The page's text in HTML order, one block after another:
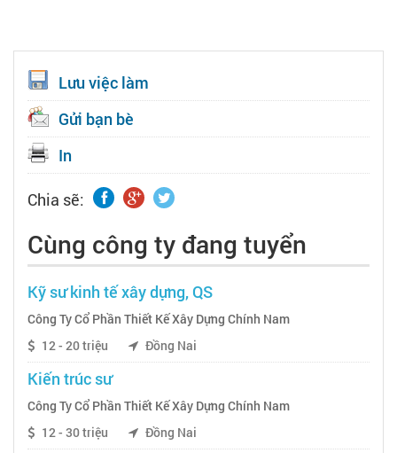
Lưu việc làm
Gửi bạn bè
In
Chia sẽ:
Cùng công ty đang tuyển
Kỹ sư kinh tế xây dựng, QS
Công Ty Cổ Phần Thiết Kế Xây Dựng Chính Nam
12 - 20 triệu
Đồng Nai
Kiến trúc sư
Công Ty Cổ Phần Thiết Kế Xây Dựng Chính Nam
12 - 30 triệu
Đồng Nai